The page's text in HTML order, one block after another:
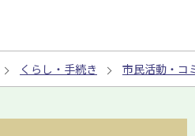
くらし・手続き 市民活動・コ